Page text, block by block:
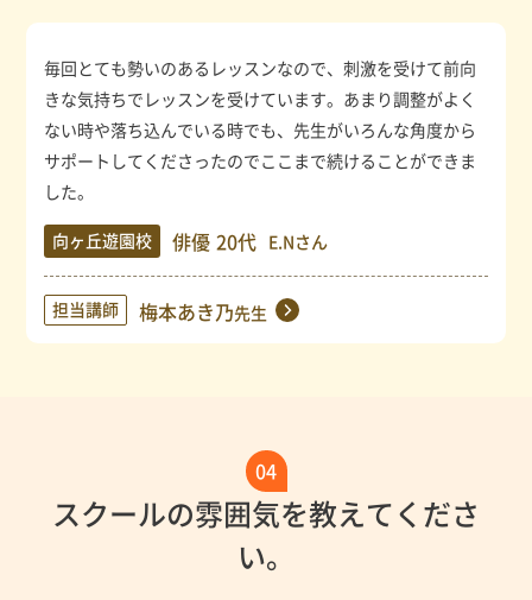
毎回とても勢いのあるレッスンなので、刺激を受けて前向
きな気持ちでレッスンを受けています。あまり調整がよく
ない時や落ち込んでいる時でも、先生がいろんな角度から
サポートしてくださったのでここまで続けることができま
した。
向ヶ丘遊園校 俳優 20代 E.Nさん
担当講師 梅本あき乃先生
04
スクールの雰囲気を教えてくださ
い。